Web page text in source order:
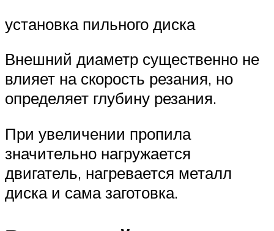
установка пильного диска
Внешний диаметр существенно не
влияет на скорость резания, но
определяет глубину резания.
При увеличении пропила
значительно нагружается
двигатель, нагревается металл
диска и сама заготовка.